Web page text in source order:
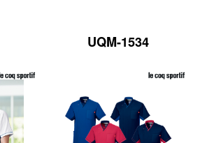
UQM-1534